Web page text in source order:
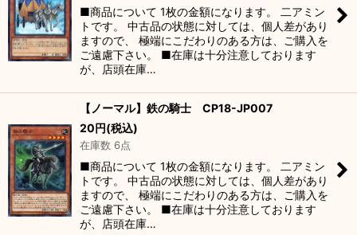
■商品について 1枚の金額になります。 二アミン
トです。 中古品の状態に対しては、個人差があり
ますので、 極端にこだわりのある方は、ご購入を
ご遠慮下さい。 ■在庫は十分注意しております
が、店頭在庫…
【ノーマル】鉄の騎士 CP18-JP007
20円(税込)
在庫数 6点
■商品について 1枚の金額になります。 二アミン
トです。 中古品の状態に対しては、個人差があり
ますので、 極端にこだわりのある方は、ご購入を
ご遠慮下さい。 ■在庫は十分注意しております
が、店頭在庫…